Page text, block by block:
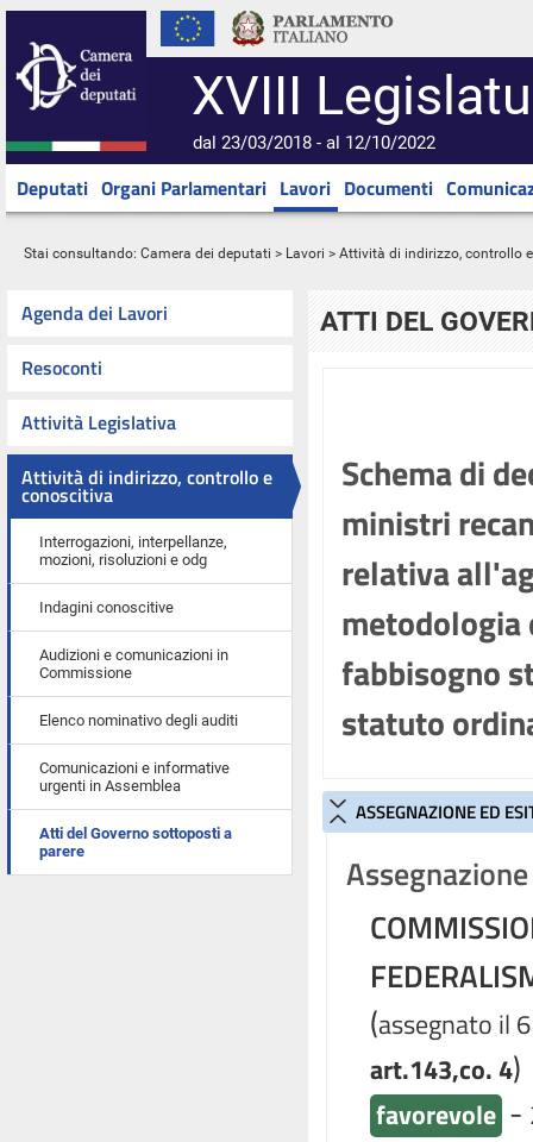
XVIII
dal 23/03/2018 - al 12/10/2022
Deputati Organi Parlamentari Lavori Documenti
Stai consultando: Camera dei deputati > Lavori > Attività di indirizzo, controllo
Agenda dei Lavori
Resoconti
Attività Legislativa
Attività di indirizzo, controllo e
conoscitiva
Interrogazioni, interpellanze,
mozioni, risoluzioni e odg
Indagini conoscitive
Audizioni e comunicazioni in
Commissione
Elenco nominativo degli auditi
Comunicazioni e informative
urgenti in Assemblea
Atti del Governo sottoposti a
parere
ATTI DEL
Schema di
ministri
relativa
metodologia
fabbisogno
statuto
ASSEGNAZIONE ED
(assegnato il
art.143,co. 4)
favorevole -